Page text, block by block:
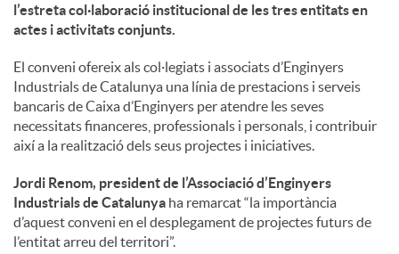
o
c
i
a
l’estreta col·laboració institucional de les tres entitats en
actes i activitats conjunts.
El conveni ofereix als col·legiats i associats d’Enginyers
Industrials de Catalunya una línia de prestacions i serveis
bancaris de Caixa d’Enginyers per atendre les seves
necessitats financeres, professionals i personals, i contribuir
així a la realització dels seus projectes i iniciatives.
Jordi Renom, president de l’Associació d’Enginyers
Industrials de Catalunya ha remarcat “la importància
d’aquest conveni en el desplegament de projectes futurs de
l’entitat arreu del territori”.